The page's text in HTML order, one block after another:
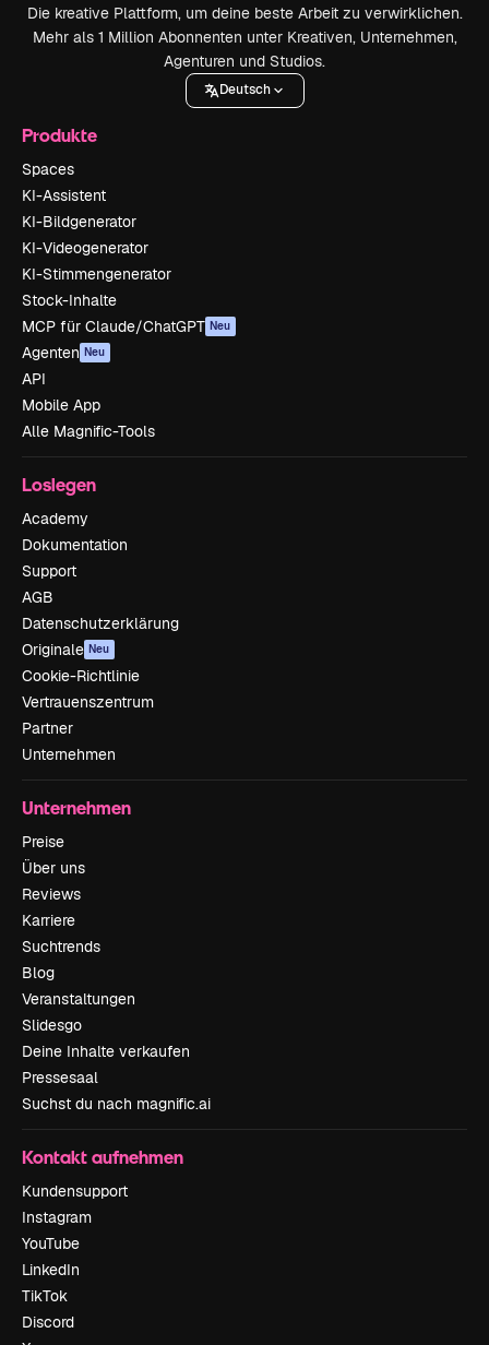
Die kreative Plattform, um deine beste Arbeit zu verwirklichen.
Mehr als 1 Million Abonnenten unter Kreativen, Unternehmen,
Agenturen und Studios.
Deutsch
Produkte
Spaces
KI-Assistent
KI-Bildgenerator
KI-Videogenerator
KI-Stimmengenerator
Stock-Inhalte
MCP für Claude/ChatGPT Neu
Agenten Neu
API
Mobile App
Alle Magnific-Tools
Loslegen
Academy
Dokumentation
Support
AGB
Datenschutzerklärung
Originale Neu
Cookie-Richtlinie
Vertrauenszentrum
Partner
Unternehmen
Unternehmen
Preise
Über uns
Reviews
Karriere
Suchtrends
Blog
Veranstaltungen
Slidesgo
Deine Inhalte verkaufen
Pressesaal
Suchst du nach magnific.ai
Kontakt aufnehmen
Kundensupport
Instagram
YouTube
LinkedIn
TikTok
Discord